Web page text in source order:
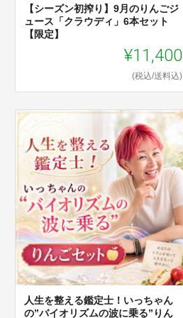
【シーズン初搾り】9月のりんごジ
ュース「クラウディ」6本セット
【限定】
¥11,400
(税込/送料込)
人生を整える鑑定士！いっちゃん
の”バイオリズムの波に乗る”りん